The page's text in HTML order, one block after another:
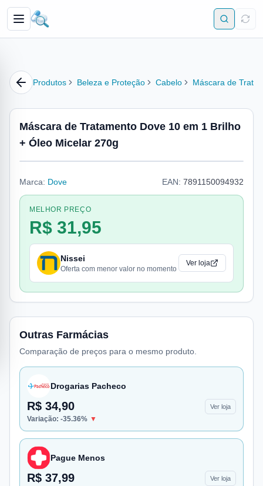
Produtos Beleza e Proteção Cabelo Máscara de
Máscara de Tratamento Dove 10 em 1 Brilho
+ Óleo Micelar 270g
Marca: Dove EAN: 7891150094932
MELHOR PREÇO
R$ 31,95
Nissei
Oferta com menor valor no momento
Ver loja
Outras Farmácias
Comparação de preços para o mesmo produto.
Drogarias Pacheco
R$ 34,90 Ver loja
Variação: -35.36% ▼
Pague Menos
R$ 37,99 Ver loja